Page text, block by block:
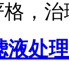
格，
液处